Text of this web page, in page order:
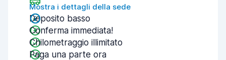
Mostra i dettagli della sede
Deposito basso
Conferma immediata!
Chilometraggio illimitato
Paga una parte ora